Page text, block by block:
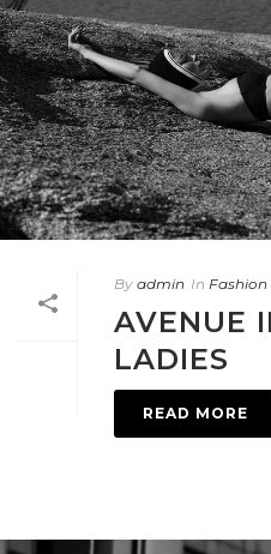
By admin In Fashion
AVENUE
LADIES
READ MORE